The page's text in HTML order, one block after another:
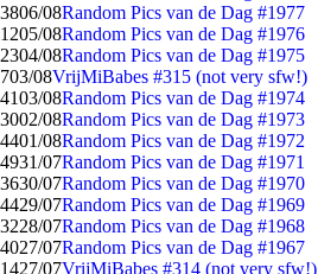
3806/08Random Pics van de Dag #1977
1205/08Random Pics van de Dag #1976
2304/08Random Pics van de Dag #1975
703/08VrijMiBabes #315 (not very sfw!)
4103/08Random Pics van de Dag #1974
3002/08Random Pics van de Dag #1973
4401/08Random Pics van de Dag #1972
4931/07Random Pics van de Dag #1971
3630/07Random Pics van de Dag #1970
4429/07Random Pics van de Dag #1969
3228/07Random Pics van de Dag #1968
4027/07Random Pics van de Dag #1967
1427/07VrijMiBabes #314 (not very sfw!)